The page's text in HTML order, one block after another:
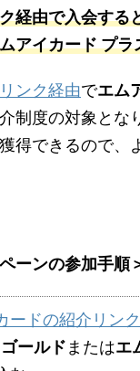
経由で入会する
アイカード プラ
ンク経由でエム
制度の対象とな
得できるので、
ーンの参加手順
ードの紹介リンク
ールド またはエ